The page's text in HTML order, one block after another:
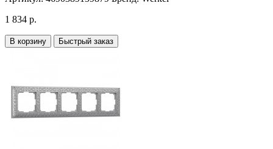
1 834 р.
В корзину Быстрый заказ